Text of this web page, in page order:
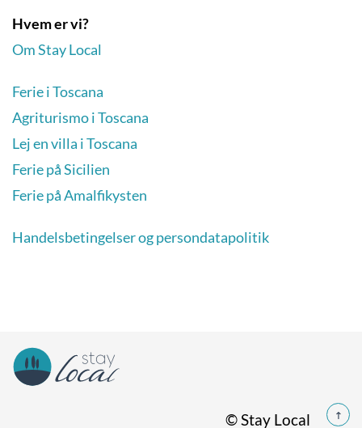
Hvem er vi?
Om Stay Local
Ferie i Toscana
Agriturismo i Toscana
Lej en villa i Toscana
Ferie på Sicilien
Ferie på Amalfikysten
Handelsbetingelser og persondatapolitik
© Stay Local